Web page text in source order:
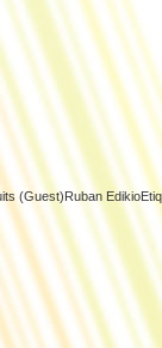
(Guest)Ruban Edikio